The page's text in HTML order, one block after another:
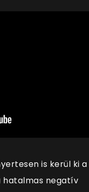
is kerül ki a
hatalmas negatív